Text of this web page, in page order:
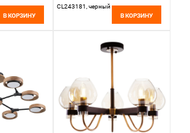
В КОРЗИНУ
CL243181, черный
В КОРЗИНУ